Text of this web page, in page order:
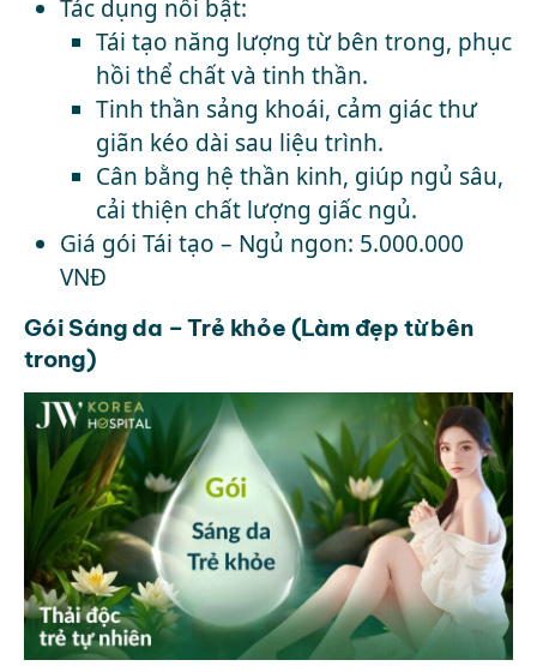
Tác dụng nổi bật:
Tái tạo năng lượng từ bên trong, phục
hồi thể chất và tinh thần.
Tinh thần sảng khoái, cảm giác thư
giãn kéo dài sau liệu trình.
Cân bằng hệ thần kinh, giúp ngủ sâu,
cải thiện chất lượng giấc ngủ.
Giá gói Tái tạo – Ngủ ngon: 5.000.000
VNĐ
Gói Sáng da – Trẻ khỏe (Làm đẹp từ bên
trong)